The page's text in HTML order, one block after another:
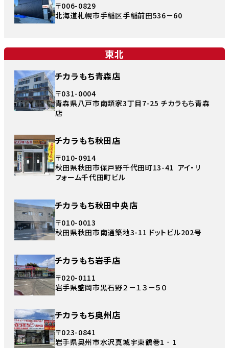
〒006-0829
北海道札幌市手稲区手稲前田536－60
東北
チカラもち青森店
〒031-0004
青森県八戸市南類家3丁目7-25 チカラもち青森
店
チカラもち秋田店
〒010-0914
秋田県秋田市保戸野千代田町13-41 アイ・リ
フォーム千代田町ビル
チカラもち秋田中央店
〒010-0013
秋田県秋田市南通築地3-11 ドットビル202号
チカラもち岩手店
〒020-0111
岩手県盛岡市黒石野２－１３－５０
チカラもち奥州店
〒023-0841
岩手県奥州市水沢真城宇東鶴巻1‐1